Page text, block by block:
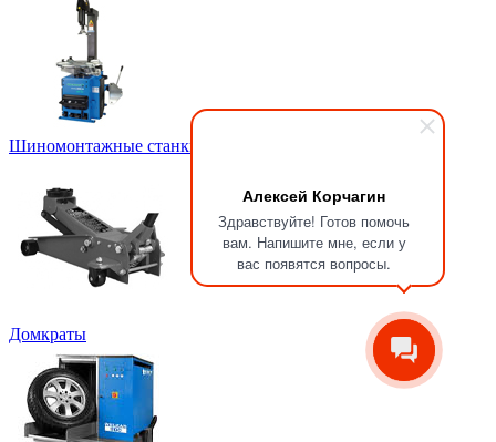
Алексей Корчагин
Здравствуйте! Готов помочь
вам. Напишите мне, если у
вас появятся вопросы.
Шиномонтажные станки для легковых автомобилей
Домкраты